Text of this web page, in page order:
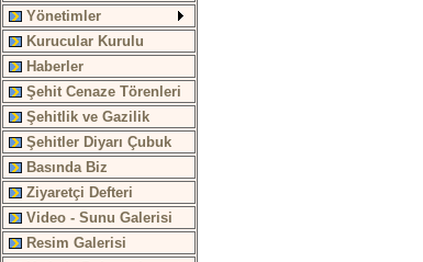
Yönetimler
Kurucular Kurulu
Haberler
Şehit Cenaze Törenleri
Şehitlik ve Gazilik
Şehitler Diyarı Çubuk
Basında Biz
Ziyaretçi Defteri
Video - Sunu Galerisi
Resim Galerisi